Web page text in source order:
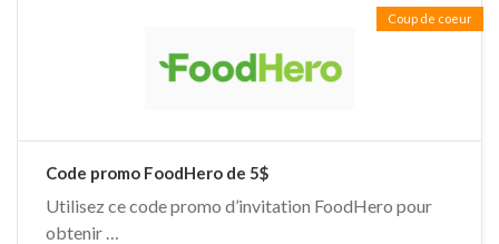
Coup de coeur
Code promo FoodHero de 5$
Utilisez ce code promo d’invitation FoodHero pour
obtenir …